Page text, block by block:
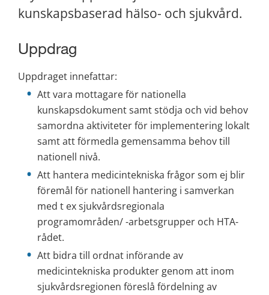
kunskapsbaserad hälso- och sjukvård.
Uppdrag
Uppdraget innefattar:
Att vara mottagare för nationella
kunskapsdokument samt stödja och vid behov
samordna aktiviteter för implementering lokalt
samt att förmedla gemensamma behov till
nationell nivå.
Att hantera medicintekniska frågor som ej blir
föremål för nationell hantering i samverkan
med t ex sjukvårdsregionala
programområden/ -arbetsgrupper och HTA-
rådet.
Att bidra till ordnat införande av
medicintekniska produkter genom att inom
sjukvårdsregionen föreslå fördelning av